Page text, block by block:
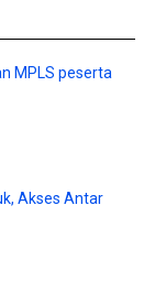
MPLS peserta
Akses Antar